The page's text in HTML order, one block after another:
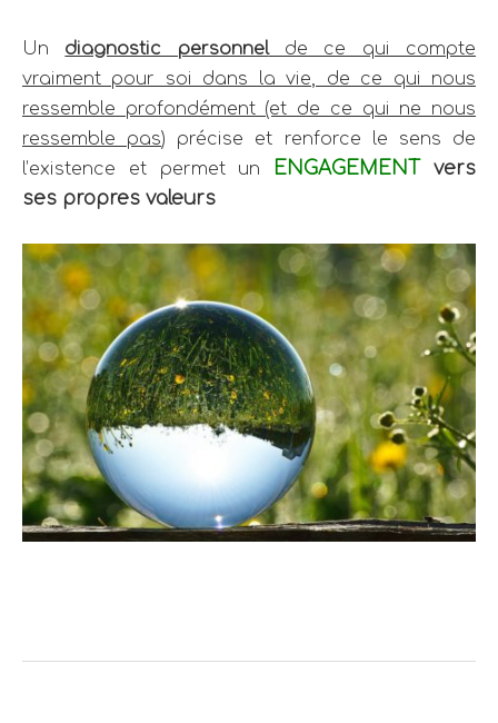
Un diagnostic personnelde ce qui compte
vraiment pour soi dans la vie, de ce qui nous
ressemble profondément (et de ce qui ne nous
ressemble pas) précise et renforce le sens de
l’existence et permet un ENGAGEMENT
vers
ses propres valeurs